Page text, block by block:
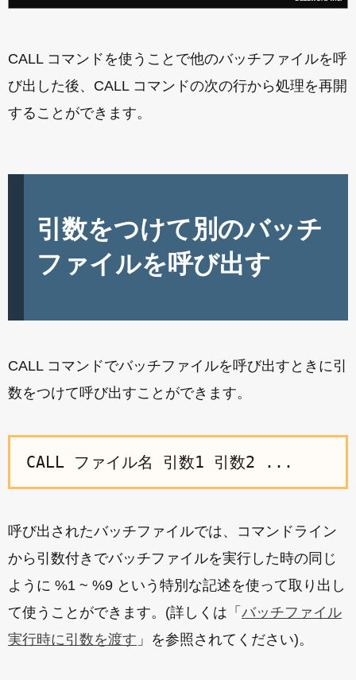
CALL コマンドを使うことで他のバッチファイルを呼
び出した後、CALL コマンドの次の行から処理を再開
することができます。
引数をつけて別のバッチ
ファイルを呼び出す
CALL コマンドでバッチファイルを呼び出すときに引
数をつけて呼び出すことができます。
CALL ファイル名 引数1 引数2 ...
呼び出されたバッチファイルでは、コマンドライン
から引数付きでバッチファイルを実行した時の同じ
ように %1 ~ %9 という特別な記述を使って取り出し
て使うことができます。(詳しくは「 バッチファイル
実行時に引数を渡す 」を参照されてください)。